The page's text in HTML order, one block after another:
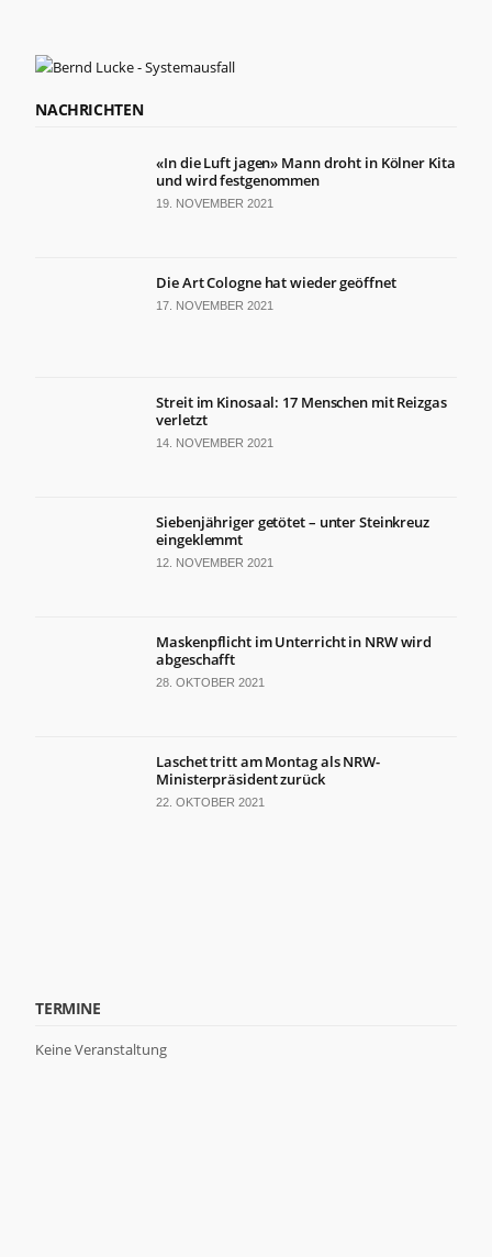
NACHRICHTEN
«In die Luft jagen» Mann droht in Kölner Kita
und wird festgenommen
19. NOVEMBER 2021
Die Art Cologne hat wieder geöffnet
17. NOVEMBER 2021
Streit im Kinosaal: 17 Menschen mit Reizgas
verletzt
14. NOVEMBER 2021
Siebenjähriger getötet – unter Steinkreuz
eingeklemmt
12. NOVEMBER 2021
Maskenpflicht im Unterricht in NRW wird
abgeschafft
28. OKTOBER 2021
Laschet tritt am Montag als NRW-
Ministerpräsident zurück
22. OKTOBER 2021
TERMINE
Keine Veranstaltung